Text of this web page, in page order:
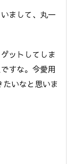
まして、丸一
ットしてしま
すな。今愛用
いなと思いま